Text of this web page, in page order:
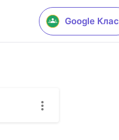
Google Клас